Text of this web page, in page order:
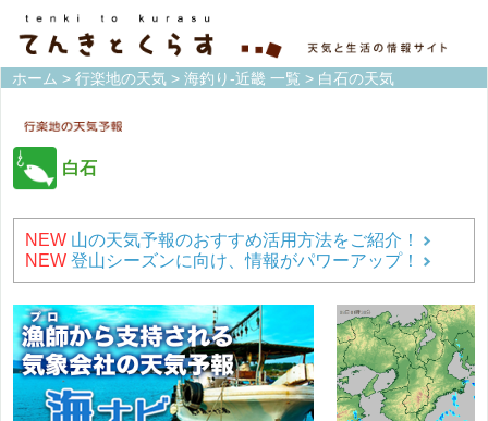
ホーム > 行楽地の天気 > 海釣り-近畿 一覧 > 白石の天気
白石
NEW 山の天気予報のおすすめ活用方法をご紹介！
NEW 登山シーズンに向け、情報がパワーアップ！